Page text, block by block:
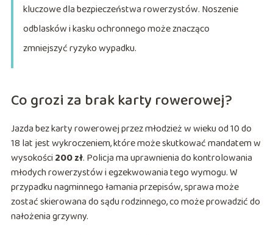
kluczowe dla bezpieczeństwa rowerzystów. Noszenie
odblasków i kasku ochronnego może znacząco
zmniejszyć ryzyko wypadku.
Co grozi za brak karty rowerowej?
Jazda bez karty rowerowej przez młodzież w wieku od 10 do
18 lat jest wykroczeniem, które może skutkować mandatem w
wysokości 200 zł. Policja ma uprawnienia do kontrolowania
młodych rowerzystów i egzekwowania tego wymogu. W
przypadku nagminnego łamania przepisów, sprawa może
zostać skierowana do sądu rodzinnego, co może prowadzić do
nałożenia grzywny.